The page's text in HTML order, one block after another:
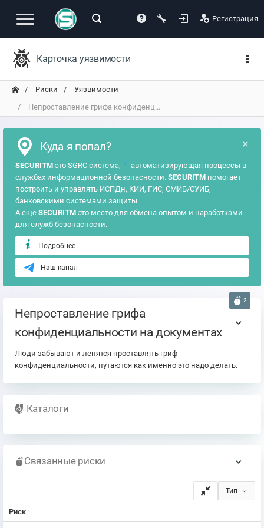
Регистрация
Карточка уязвимости
Риски
Уязвимости
Непроставление грифа конфиденц...
×
Куда я попал?
SECURITM это SGRC система, ?
автоматизирующая процессы в
службах информационной безопасности. SECURITM помогает
построить и управлять ИСПДн, КИИ, ГИС, СМИБ/СУИБ,
банковскими системами защиты.
А еще SECURITM это место для обмена опытом и наработками
для служб безопасности.
Подробнее
Наш канал
2
Непроставление грифа
конфиденциальности на документах
Люди забывают и ленятся проставлять гриф
конфиденциальности, путаются как именно это надо делать.
Каталоги
Связанные риски
Тип
Риск